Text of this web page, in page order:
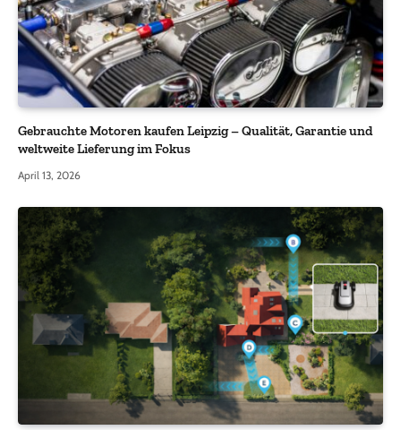
Gebrauchte Motoren kaufen Leipzig – Qualität, Garantie und
weltweite Lieferung im Fokus
April 13, 2026